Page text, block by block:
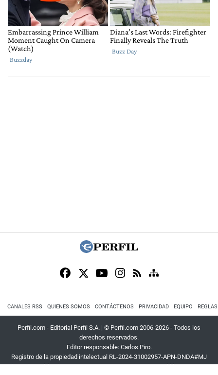
CANALES RSS QUIENES SOMOS CONTÁCTENOS PRIVACIDAD EQUIPO
Perfil.com - Editorial Perfil S.A. | © Perfil.com 2006-2026 - Todos los
derechos reservados.
Editor responsable: Carlos Piro.
Registro de la propiedad intelectual RL-2024-31002957-APN-DNDA#MJ
Dirección:California 2715,C1289ABI,CABA, Argentina| Teléfono:+54 9 11